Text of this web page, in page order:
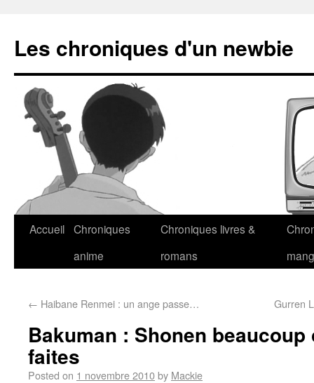
Les chroniques d'un newbie
Accueil Chroniques
anime
Chroniques livres &
romans
← Haibane Renmei : un ange passe… Gurren
Bakuman : Shonen
faites
Posted on 1 novembre 2010by Mackie